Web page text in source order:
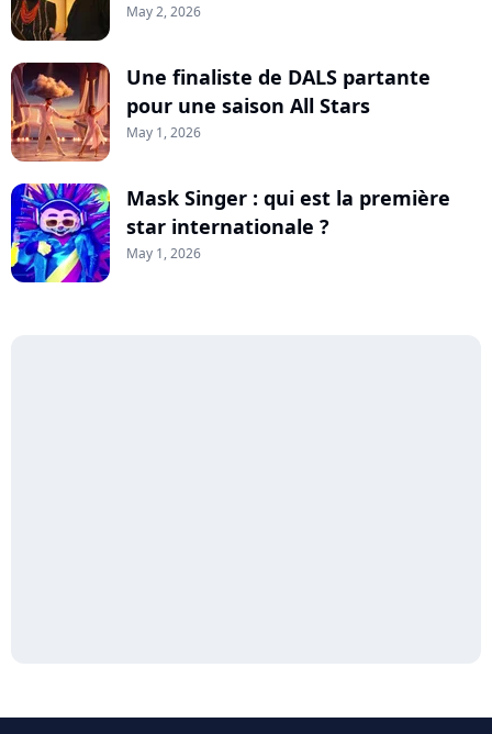
May 2, 2026
Une finaliste de DALS partante
pour une saison All Stars
May 1, 2026
Mask Singer : qui est la première
star internationale ?
May 1, 2026